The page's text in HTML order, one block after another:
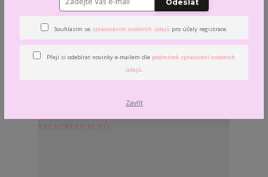
PŘÍZE, VLNY, MACRAMÉ
Nejnovější
Odeslat
Souhlasím se zpracováním osobních údajů pro účely registrace.
Přeji si odebírat novinky e-mailem dle podmínek zpracování osobních
údajů.
Zavřít